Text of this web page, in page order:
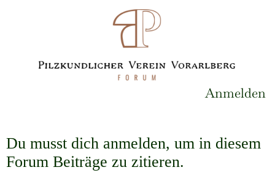
Anmelden
Du musst dich anmelden, um in diesem
Forum Beiträge zu zitieren.